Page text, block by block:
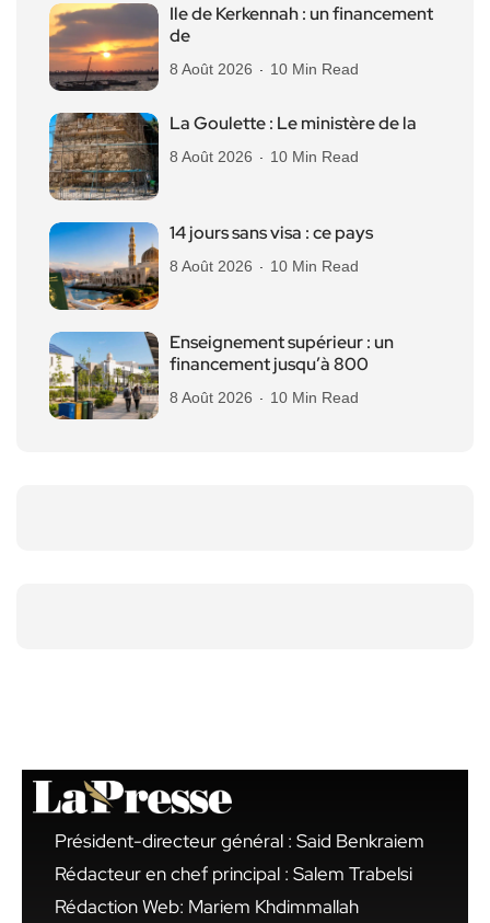
Ile de Kerkennah : un financement
de
8 Août 2026 10 Min Read
La Goulette : Le ministère de la
8 Août 2026 10 Min Read
14 jours sans visa : ce pays
8 Août 2026 10 Min Read
Enseignement supérieur : un
financement jusqu’à 800
8 Août 2026 10 Min Read
Président-directeur général : Said Benkraiem
Rédacteur en chef principal : Salem Trabelsi
Rédaction Web: Mariem Khdimmallah